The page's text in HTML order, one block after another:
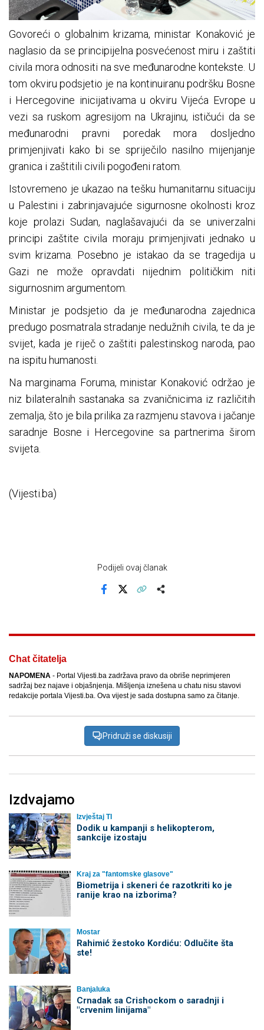
Govoreći o globalnim krizama, ministar Konaković je
naglasio da se principijelna posvećenost miru i zaštiti
civila mora odnositi na sve međunarodne kontekste. U
tom okviru podsjetio je na kontinuiranu podršku Bosne
i Hercegovine inicijativama u okviru Vijeća Evrope u
vezi sa ruskom agresijom na Ukrajinu, ističući da se
međunarodni pravni poredak mora dosljedno
primjenjivati kako bi se spriječilo nasilno mijenjanje
granica i zaštitili civili pogođeni ratom.
Istovremeno je ukazao na tešku humanitarnu situaciju
u Palestini i zabrinjavajuće sigurnosne okolnosti kroz
koje prolazi Sudan, naglašavajući da se univerzalni
principi zaštite civila moraju primjenjivati jednako u
svim krizama. Posebno je istakao da se tragedija u
Gazi ne može opravdati nijednim političkim niti
sigurnosnim argumentom.
Ministar je podsjetio da je međunarodna zajednica
predugo posmatrala stradanje nedužnih civila, te da je
svijet, kada je riječ o zaštiti palestinskog naroda, pao
na ispitu humanosti.
Na marginama Foruma, ministar Konaković održao je
niz bilateralnih sastanaka sa zvaničnicima iz različitih
zemalja, što je bila prilika za razmjenu stavova i jačanje
saradnje Bosne i Hercegovine sa partnerima širom
svijeta.
(Vijesti.ba)
Podijeli ovaj članak
Facebook
Chat čitatelja
NAPOMENA - Portal Vijesti.ba zadržava pravo da obriše neprimjeren
sadržaj bez najave i objašnjenja. Mišljenja iznešena u chatu nisu stavovi
redakcije portala Vijesti.ba. Ova vijest je sada dostupna samo za čitanje.
Pridruži se diskusiji
Izdvajamo
Izvještaj TI
Dodik u kampanji s helikopterom,
sankcije izostaju
Kraj za "fantomske glasove"
Biometrija i skeneri će razotkriti ko je
ranije krao na izborima?
Mostar
Rahimić žestoko Kordiću: Odlučite šta
ste!
Banjaluka
Crnadak sa Crishockom o saradnji i
"crvenim linijama"